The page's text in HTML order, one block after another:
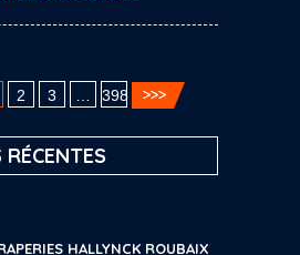
2 3 398
HALLYNCK ROUBAIX